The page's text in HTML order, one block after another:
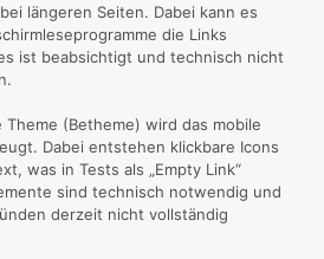
längeren Seiten. Dabei kann es
die Links
ist beabsichtigt und technisch nicht
(Betheme) wird das mobile
Dabei entstehen klickbare Icons
was in Tests als „Empty Link“
sind technisch notwendig und
derzeit nicht vollständig